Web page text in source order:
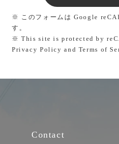
※ このフォームは Google
す。
※ This site is protected by
Privacy Policy and Terms of
Contact